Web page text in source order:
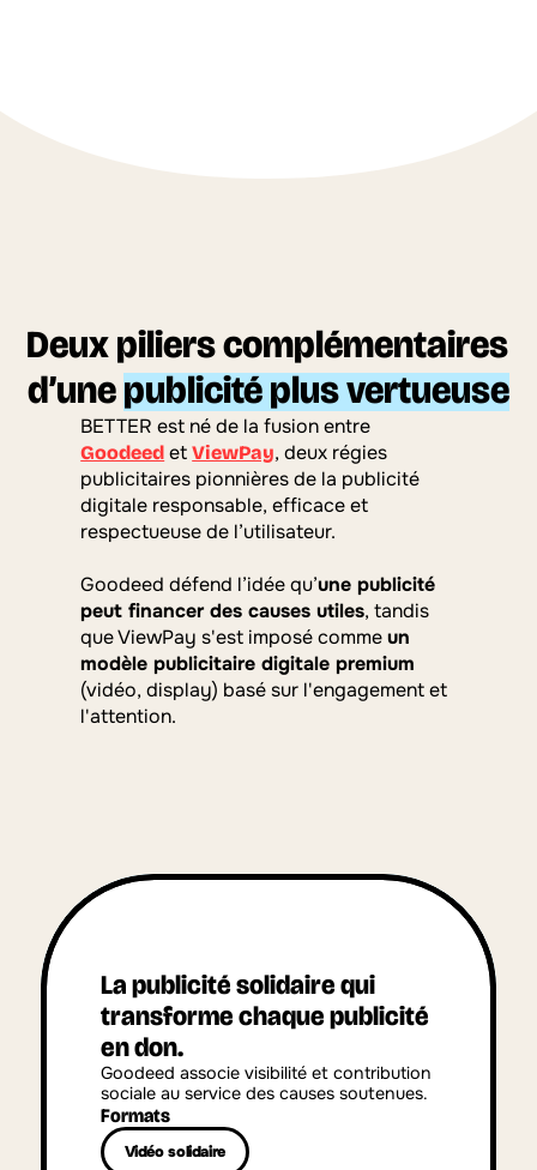
d’une publicité plus vertueuse
Goodeed et ViewPay, deux régies
publicitaires pionnières de la publicité
digitale responsable, efficace et
respectueuse de l’utilisateur.
Goodeed défend l’idée qu’une publicité
peut financer des causes utiles, tandis
que ViewPay s'est imposé comme un
modèle publicitaire digitale premium
(vidéo, display) basé sur l'engagement et
l'attention.
La publicité solidaire qui
transforme chaque publicité
en don.
Goodeed associe visibilité et contribution
sociale au service des causes soutenues.
Formats
Vidéo solidaire